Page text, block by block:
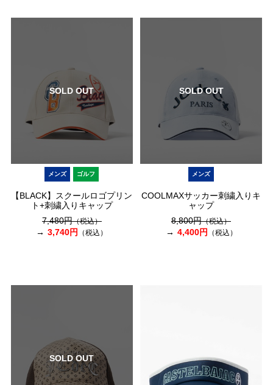
SOLD OUT
メンズ ゴルフ
【BLACK】スクールロゴプリン
ト+刺繍入りキャップ
7,480円（税込）
3,740円 （税込）
SOLD OUT
メンズ
COOLMAXサッカー刺繍入りキ
ャップ
8,800円（税込）
4,400円 （税込）
SOLD OUT